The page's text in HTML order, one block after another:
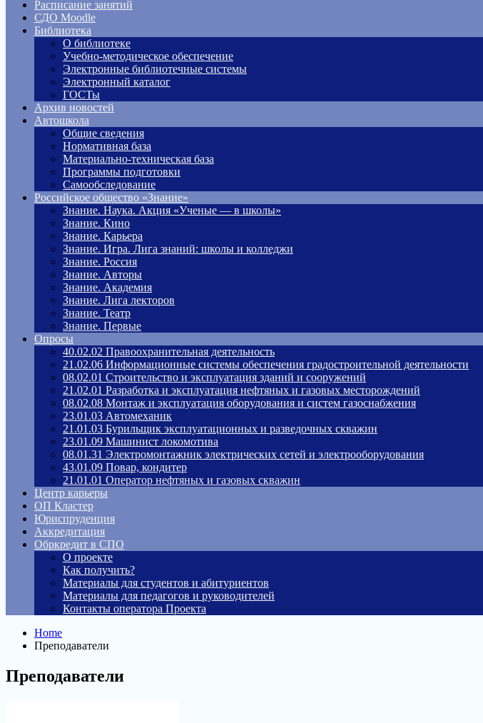
Расписание занятий
СДО Moodle
Библиотека
О библиотеке
Учебно-методическое обеспечение
Электронные библиотечные системы
Электронный каталог
ГОСТы
Архив новостей
Автошкола
Общие сведения
Нормативная база
Материально-техническая база
Программы подготовки
Самообследование
Российское общество «Знание»
Знание. Наука. Акция «Ученые — в школы»
Знание. Кино
Знание. Карьера
Знание. Игра. Лига знаний: школы и колледжи
Знание. Россия
Знание. Авторы
Знание. Академия
Знание. Лига лекторов
Знание. Театр
Знание. Первые
Опросы
40.02.02 Правоохранительная деятельность
21.02.06 Информационные системы обеспечения градостроительной деятельности
08.02.01 Строительство и эксплуатация зданий и сооружений
21.02.01 Разработка и эксплуатация нефтяных и газовых месторождений
08.02.08 Монтаж и эксплуатация оборудования и систем газоснабжения
23.01.03 Автомеханик
21.01.03 Бурильщик эксплуатационных и разведочных скважин
23.01.09 Машинист локомотива
08.01.31 Электромонтажник электрических сетей и электрооборудования
43.01.09 Повар, кондитер
21.01.01 Оператор нефтяных и газовых скважин
Центр карьеры
ОП Кластер
Юриспруденция
Аккредитация
Обркредит в СПО
О проекте
Как получить?
Материалы для студентов и абитуриентов
Материалы для педагогов и руководителей
Контакты оператора Проекта
Home
Преподаватели
Преподаватели